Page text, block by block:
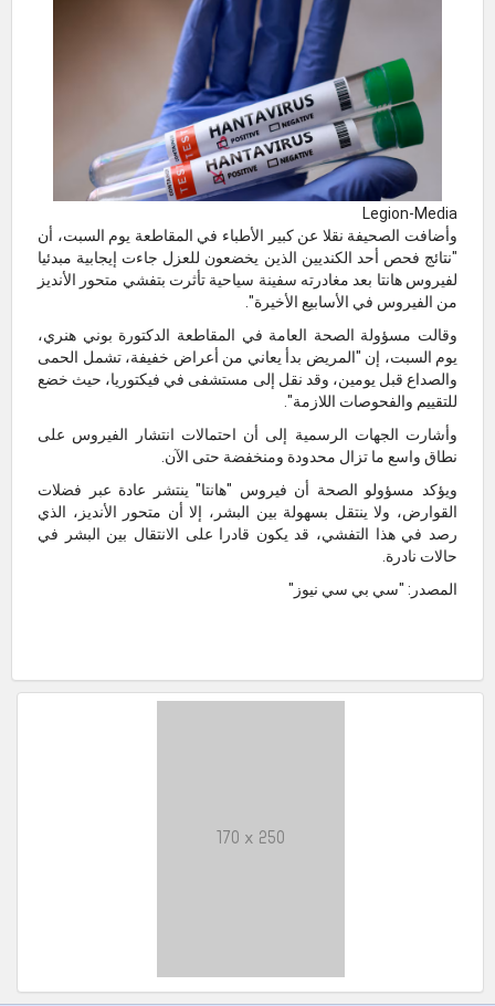
Legion-Media
وأضافت الصحيفة نقلا عن كبير الأطباء في المقاطعة يوم السبت، أن
"نتائج فحص أحد الكنديين الذين يخضعون للعزل جاءت إيجابية مبدئيا
لفيروس هانتا بعد مغادرته سفينة سياحية تأثرت بتفشي متحور الأنديز
من الفيروس في الأسابيع الأخيرة".
وقالت مسؤولة الصحة العامة في المقاطعة الدكتورة بوني هنري،
يوم السبت، إن "المريض بدأ يعاني من أعراض خفيفة، تشمل الحمى
والصداع قبل يومين، وقد نقل إلى مستشفى في فيكتوريا، حيث خضع
للتقييم والفحوصات اللازمة".
وأشارت الجهات الرسمية إلى أن احتمالات انتشار الفيروس على
نطاق واسع ما تزال محدودة ومنخفضة حتى الآن.
ويؤكد مسؤولو الصحة أن فيروس "هانتا" ينتشر عادة عبر فضلات
القوارض، ولا ينتقل بسهولة بين البشر، إلا أن متحور الأنديز، الذي
رصد في هذا التفشي، قد يكون قادرا على الانتقال بين البشر في
حالات نادرة.
المصدر: "سي بي سي نيوز"
170 x 250